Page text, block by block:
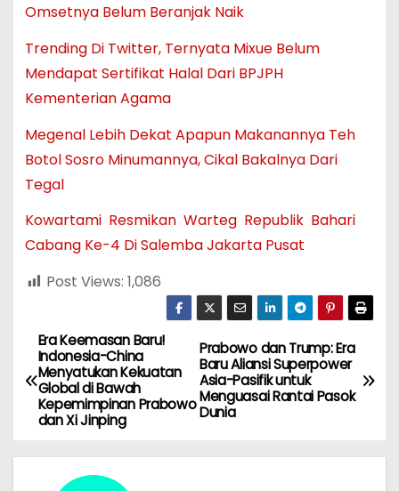
Omsetnya Belum Beranjak Naik
Trending Di Twitter, Ternyata Mixue Belum
Mendapat Sertifikat Halal Dari BPJPH
Kementerian Agama
Megenal Lebih Dekat Apapun Makanannya Teh
Botol Sosro Minumannya, Cikal Bakalnya Dari
Tegal
Kowartami Resmikan Warteg Republik Bahari
Cabang Ke-4 Di Salemba Jakarta Pusat
Post Views: 1,086
N
a
v
i
Prabowo dan Trump: Era
Baru Aliansi Superpower
Asia-Pasifik untuk
Menguasai Rantai Pasok
Dunia
Era Keemasan Baru!
Indonesia-China
Menyatukan Kekuatan
Global di Bawah
Kepemimpinan Prabowo
dan Xi Jinping